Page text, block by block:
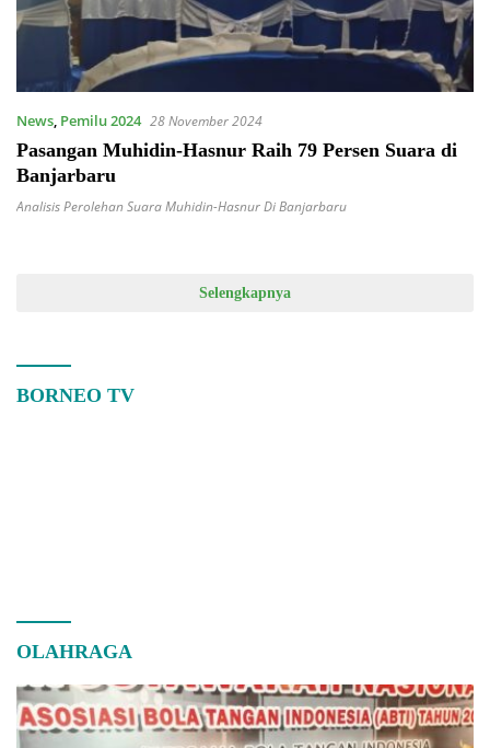
News, Pemilu 2024 28 November 2024
Pasangan Muhidin-Hasnur Raih 79 Persen Suara di
Banjarbaru
Analisis Perolehan Suara Muhidin-Hasnur Di Banjarbaru
Selengkapnya
BORNEO TV
OLAHRAGA